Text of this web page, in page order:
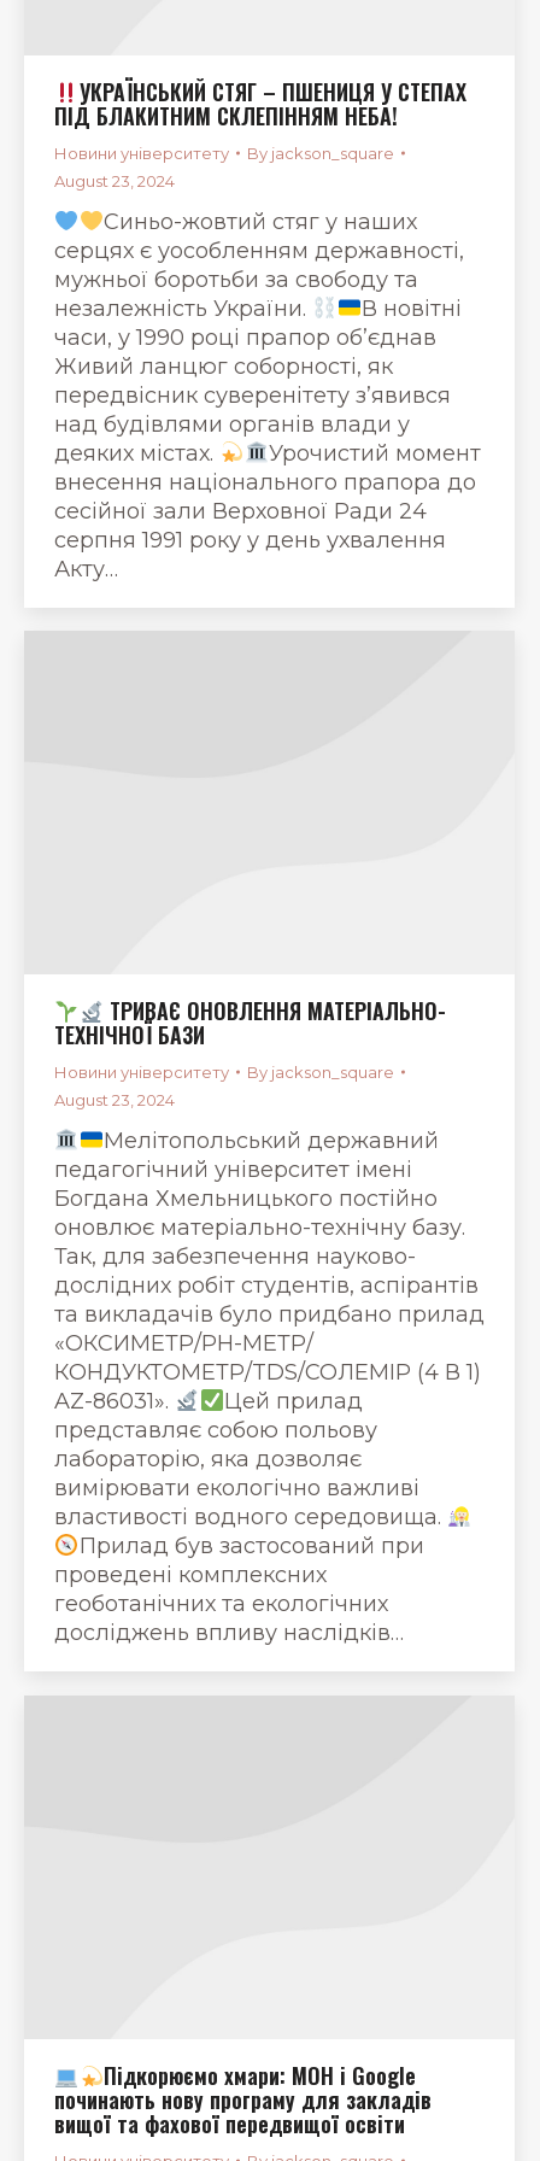
УКРАЇНСЬКИЙ СТЯГ – ПШЕНИЦЯ У СТЕПАХ
ПІД БЛАКИТНИМ СКЛЕПІННЯМ НЕБА!
Новини університету By jackson_square
August 23, 2024
Синьо-жовтий стяг у наших
серцях є уособленням державності,
мужньої боротьби за свободу та
незалежність України.
В новітні
часи, у 1990 році прапор об’єднав
Живий ланцюг соборності, як
передвісник суверенітету з’явився
над будівлями органів влади у
деяких містах.
Урочистий момент
внесення національного прапора до
сесійної зали Верховної Ради 24
серпня 1991 року у день ухвалення
Акту…
ТРИВАЄ ОНОВЛЕННЯ МАТЕРІАЛЬНО-
ТЕХНІЧНОЇ БАЗИ
Новини університету By jackson_square
August 23, 2024
Мелітопольський державний
педагогічний університет імені
Богдана Хмельницького постійно
оновлює матеріально-технічну базу.
Так, для забезпечення науково-
дослідних робіт студентів, аспірантів
та викладачів було придбано прилад
«ОКСИМЕТР/РН-МЕТР/
КОНДУКТОМЕТР/TDS/СОЛЕМІР (4 В 1)
AZ-86031».
Цей прилад
представляє собою польову
лабораторію, яка дозволяє
вимірювати екологічно важливі
властивості водного середовища.
Прилад був застосований при
проведені комплексних
геоботанічних та екологічних
досліджень впливу наслідків…
Підкорюємо хмари: МОН і Google
починають нову програму для закладів
вищої та фахової передвищої освіти